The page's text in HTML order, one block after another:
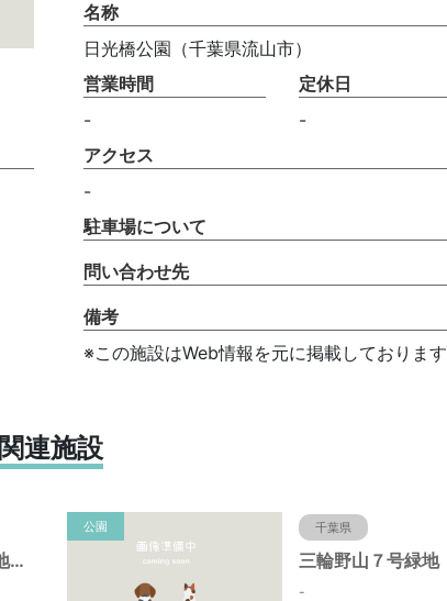
名称
日光橋公園（千葉県流山市）
営業時間
-
定休日
-
アクセス
-
駐車場について
問い合わせ先
備考
※この施設はWeb情報を元に掲載しております
関連施設
三輪野山７－２号緑地（千葉県流山市）
公園 千葉県
-